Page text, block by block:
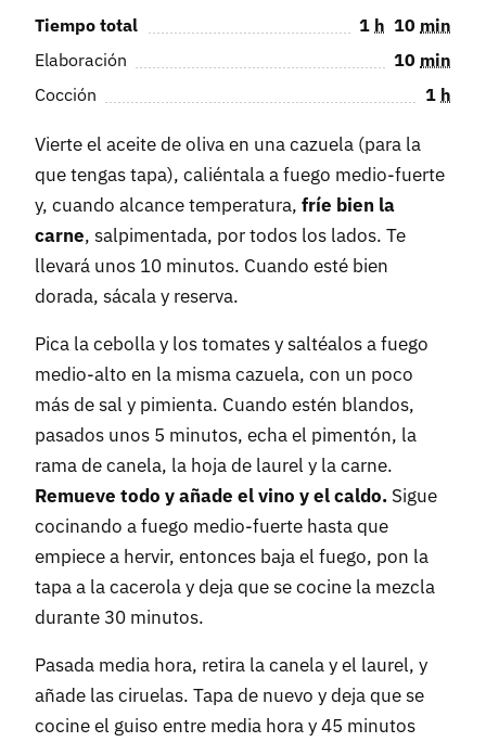
Tiempo total 1 h 10 min
Elaboración
10 min
Cocción
1 h
Vierte el aceite de oliva en una cazuela (para la
que tengas tapa), caliéntala a fuego medio-fuerte
y, cuando alcance temperatura, fríe bien la
carne, salpimentada, por todos los lados. Te
llevará unos 10 minutos. Cuando esté bien
dorada, sácala y reserva.
Pica la cebolla y los tomates y saltéalos a fuego
medio-alto en la misma cazuela, con un poco
más de sal y pimienta. Cuando estén blandos,
pasados unos 5 minutos, echa el pimentón, la
rama de canela, la hoja de laurel y la carne.
Remueve todo y añade el vino y el caldo. Sigue
cocinando a fuego medio-fuerte hasta que
empiece a hervir, entonces baja el fuego, pon la
tapa a la cacerola y deja que se cocine la mezcla
durante 30 minutos.
Pasada media hora, retira la canela y el laurel, y
añade las ciruelas. Tapa de nuevo y deja que se
cocine el guiso entre media hora y 45 minutos